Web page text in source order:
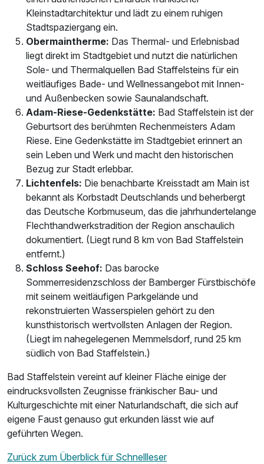
Kleinstadtarchitektur und lädt zu einem ruhigen
Stadtspaziergang ein.
Obermaintherme: Das Thermal- und Erlebnisbad
liegt direkt im Stadtgebiet und nutzt die natürlichen
Sole- und Thermalquellen Bad Staffelsteins für ein
weitläufiges Bade- und Wellnessangebot mit Innen-
und Außenbecken sowie Saunalandschaft.
Adam-Riese-Gedenkstätte: Bad Staffelstein ist der
Geburtsort des berühmten Rechenmeisters Adam
Riese. Eine Gedenkstätte im Stadtgebiet erinnert an
sein Leben und Werk und macht den historischen
Bezug zur Stadt erlebbar.
Lichtenfels: Die benachbarte Kreisstadt am Main ist
bekannt als Korbstadt Deutschlands und beherbergt
das Deutsche Korbmuseum, das die jahrhundertelange
Flechthandwerkstradition der Region anschaulich
dokumentiert. (Liegt rund 8 km von Bad Staffelstein
entfernt.)
Schloss Seehof: Das barocke
Sommerresidenzschloss der Bamberger Fürstbischöfe
mit seinem weitläufigen Parkgelände und
rekonstruierten Wasserspielen gehört zu den
kunsthistorisch wertvollsten Anlagen der Region.
(Liegt im nahegelegenen Memmelsdorf, rund 25 km
südlich von Bad Staffelstein.)
Bad Staffelstein vereint auf kleiner Fläche einige der
eindrucksvollsten Zeugnisse fränkischer Bau- und
Kulturgeschichte mit einer Naturlandschaft, die sich auf
eigene Faust genauso gut erkunden lässt wie auf
geführten Wegen.
Zurück zum Überblick für Schnellleser